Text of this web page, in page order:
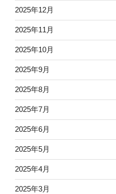
2025年12月
2025年11月
2025年10月
2025年9月
2025年8月
2025年7月
2025年6月
2025年5月
2025年4月
2025年3月